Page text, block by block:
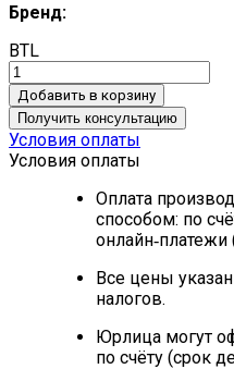
Бренд:
BTL
Добавить в корзину
Получить консультацию
Условия оплаты
Условия оплаты
Оплата
способом: по
онлайн‑платежи
Все цены
налогов.
Юрлица могут
по счёту (срок